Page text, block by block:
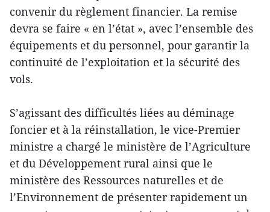
convenir du règlement financier. La remise
devra se faire « en l’état », avec l’ensemble des
équipements et du personnel, pour garantir la
continuité de l’exploitation et la sécurité des
vols.
S’agissant des difficultés liées au déminage
foncier et à la réinstallation, le vice-Premier
ministre a chargé le ministère de l’Agriculture
et du Développement rural ainsi que le
ministère des Ressources naturelles et de
l’Environnement de présenter rapidement un